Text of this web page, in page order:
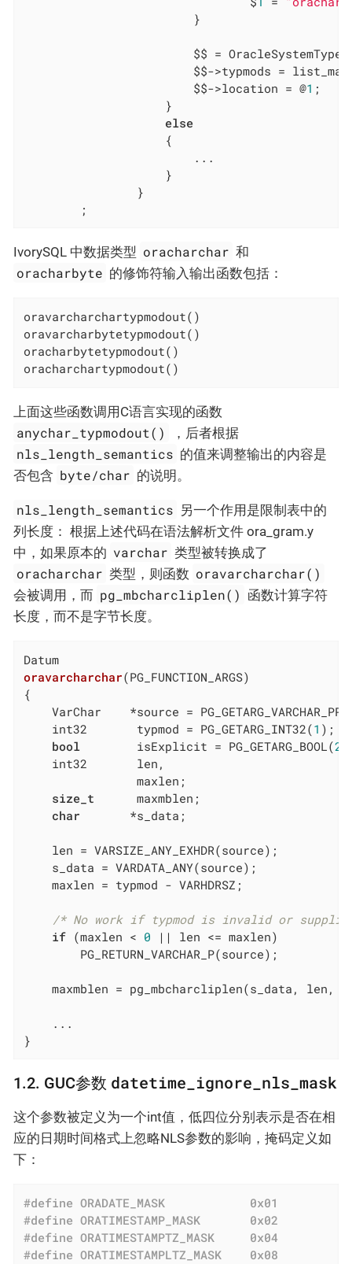
$$ =
$$->typmods =
						$$->location = @
1 ;
else
		;
IvorySQL 中数据类型 oracharchar 和
oracharbyte 的修饰符输入输出函数包括：
oravarcharchartypmodout()
oravarcharbytetypmodout()
oracharbytetypmodout()
oracharchartypmodout()
上面这些函数调用C语言实现的函数
anychar_typmodout() ，后者根据
nls_length_semantics 的值来调整输出的内容是
否包含 byte/char 的说明。
nls_length_semantics 另一个作用是限制表中的
列长度： 根据上述代码在语法解析文件 ora_gram.y
中，如果原本的 varchar 类型被转换成了
oracharchar 类型，则函数 oravarcharchar()
会被调用，而 pg_mbcharcliplen() 函数计算字符
长度，而不是字节长度。
oravarcharchar(PG_FUNCTION_ARGS)
{
	VarChar    *source = PG_GETARG_VARCHAR_PP(
	int32		typmod = PG_GETARG_INT32(
1 );
bool
		isExplicit = PG_GETARG_BOOL(
2
				maxlen;
size_t
		maxmblen;
char
	maxlen = typmod - VARHDRSZ;
/* No work if typmod is invalid or
if (maxlen < 0 || len <= maxlen)
	maxmblen = pg_mbcharcliplen(s_data, len, maxlen);
}
1.2. GUC参数 datetime_ignore_nls_mask
这个参数被定义为一个int值，低四位分别表示是否在相
应的日期时间格式上忽略NLS参数的影响，掩码定义如
下：
#define
ORADATE_MASK			0x01
#define
ORATIMESTAMP_MASK		0x02
#define
ORATIMESTAMPTZ_MASK		0x04
#define ORATIMESTAMPLTZ_MASK	0x08